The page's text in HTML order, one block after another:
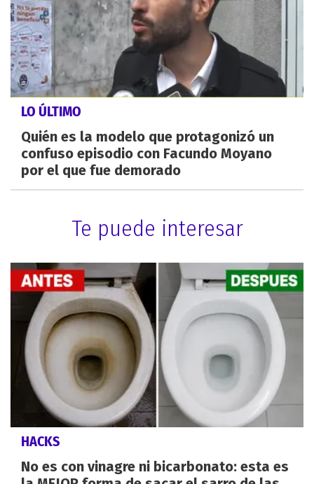
LO ÚLTIMO
Quién es la modelo que protagonizó un
confuso episodio con Facundo Moyano
por el que fue demorado
Te puede interesar
HACKS
No es con vinagre ni bicarbonato: esta es